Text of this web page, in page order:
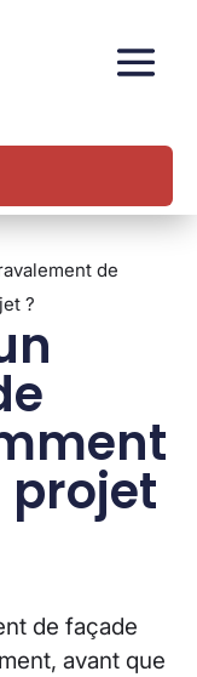
de
?
projet
de façade
avant que